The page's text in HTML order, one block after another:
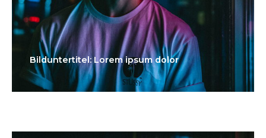
Bilduntertitel: Lorem ipsum dolor